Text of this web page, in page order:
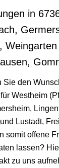
in
Sie den
Westheim
Lustadt,
somit offene
lassen?
zu uns